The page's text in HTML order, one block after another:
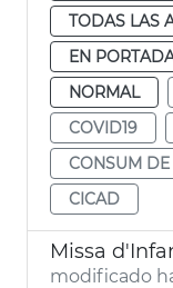
TODAS LAS
EN
NORMAL
COVID19
CONSUM
CICAD
Missa
modificado